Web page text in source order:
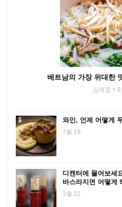
베트남의 가장 위대한
김재영
와인, 언제 어떻게
7월 18
디캔터에 물어보세
바스라지면 어떻게
3월 22